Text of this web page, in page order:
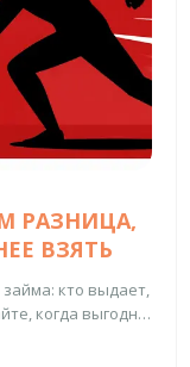
РАЗНИЦА,
ВЗЯТЬ
кто выдает,
когда выгодно